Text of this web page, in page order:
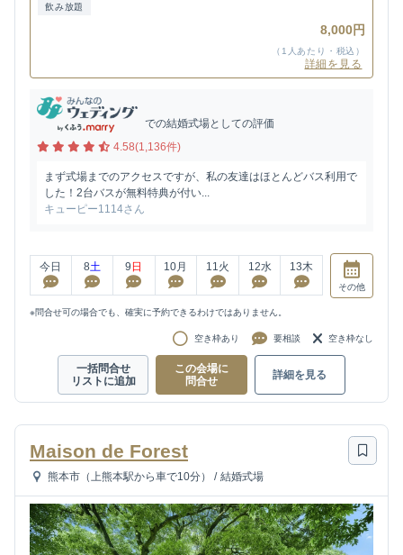
飲み放題
8,000円
（1人あたり・税込）
詳細を見る
での結婚式場としての評価
4.58(1,136件)
まず式場までのアクセスですが、私の友達はほとんどバス利用で
した！2台バスが無料特典が付い...
キューピー1114さん
今日 8土 9 日 10月 11火 12水 13木
その他
※問合せ可の場合でも、確実に予約できるわけではありません。
空き枠あり 要相談 空き枠なし
一括問合せ
リストに追加
この会場に
問合せ
詳細を見る
Maison de Forest
熊本市（上熊本駅から車で10分） / 結婚式場